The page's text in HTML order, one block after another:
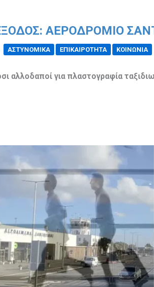
ΑΕΡΟΔΡΌΜΙΟ
ΑΣΤΥΝΟΜΙΚΑ ΕΠΙΚΑΙΡΟΤΗΤΑ ΚΟΙΝΩΝΙΑ
αλλοδαποί για πλαστογραφία